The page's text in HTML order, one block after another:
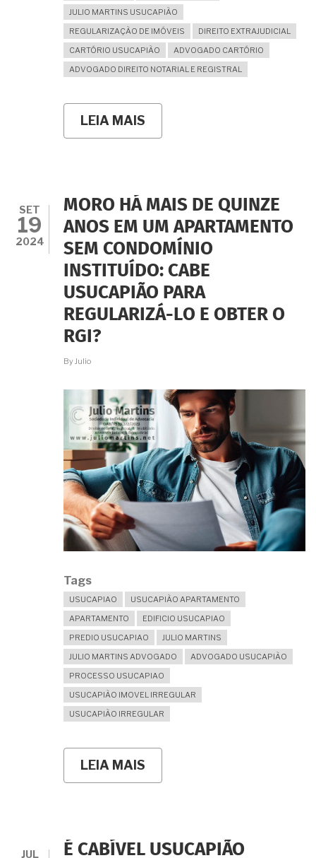
JULIO MARTINS USUCAPIÃO
REGULARIZAÇÃO DE IMÓVEIS
DIREITO EXTRAJUDICIAL
CARTÓRIO USUCAPIÃO
ADVOGADO CARTÓRIO
ADVOGADO DIREITO NOTARIAL E REGISTRAL
LEIA MAIS
ASSINAR
DECLARAÇÃO
DE
ANUÊNCIA
NA
USUCAPIÃO
EXTRAJUDICIAL
DE
APARTAMENTO.
E
AGORA?
SET
19
2024
MORO HÁ MAIS DE QUINZE
ANOS EM UM APARTAMENTO
SEM CONDOMÍNIO
INSTITUÍDO: CABE
USUCAPIÃO PARA
REGULARIZÁ-LO E OBTER O
RGI?
By Julio
Tags
USUCAPIAO
USUCAPIÃO APARTAMENTO
APARTAMENTO
EDIFICIO USUCAPIAO
PREDIO USUCAPIAO
JULIO MARTINS
JULIO MARTINS ADVOGADO
ADVOGADO USUCAPIÃO
PROCESSO USUCAPIAO
USUCAPIÃO IMOVEL IRREGULAR
USUCAPIÃO IRREGULAR
LEIA MAIS
MORO
ANOS
EM
JUL
É CABÍVEL USUCAPIÃO